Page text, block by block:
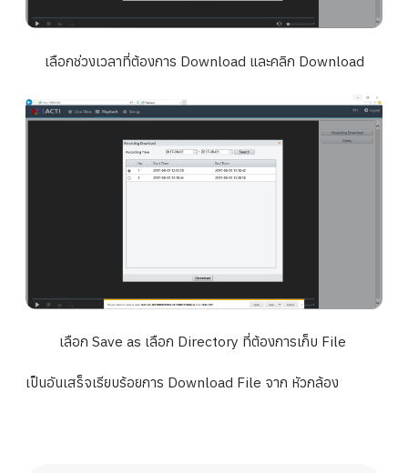
เลือกช่วงเวลาที่ต้องการ Download และคลิก Download
เลือก Save as เลือก Directory ที่ต้องการเก็บ File
เป็นอันเสร็จเรียบร้อยการ Download File จาก หัวกล้อง